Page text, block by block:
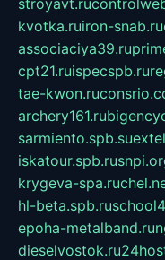
stroyavt.ru
kvotka.ruiron-snab.ru
associaciya39.ru
cpt21.ruispecspb.ru
tae-kwon.ru
archery161.ru
sarmiento.spb.su
iskatour.spb.ru
krygeva-spa.ru
hl-beta.spb.ru
epoha-metalband.ru
dieselvostok.ru